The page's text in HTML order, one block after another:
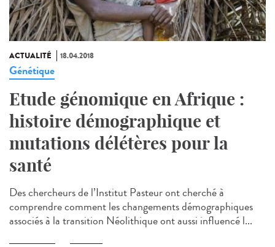
ACTUALITÉ 18.04.2018
Génétique
Etude génomique en Afrique :
histoire démographique et
mutations délétères pour la
santé
Des chercheurs de l’Institut Pasteur ont cherché à
comprendre comment les changements démographiques
associés à la transition Néolithique ont aussi influencé l...